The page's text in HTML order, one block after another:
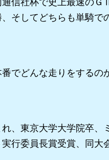
信社杯で史上最速の
そしてどちらも単騎で
でどんな走りをするの
東京大学大学院卒、
行委員長賞受賞、同大